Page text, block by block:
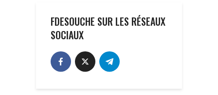
FDESOUCHE SUR LES RÉSEAUX
SOCIAUX